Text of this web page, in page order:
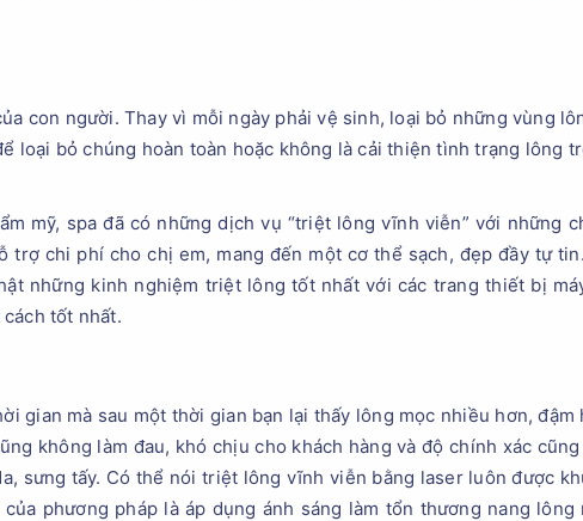
con người. Thay vì mỗi ngày phải vệ sinh, loại bỏ những vùng
loại bỏ chúng hoàn toàn hoặc không là cải thiện tình trạng lông
mỹ, spa đã có những dịch vụ “triệt lông vĩnh viễn” với những
trợ chi phí cho chị em, mang đến một cơ thể sạch, đẹp đầy tự
những kinh nghiệm triệt lông tốt nhất với các trang thiết bị
tốt nhất.
gian mà sau một thời gian bạn lại thấy lông mọc nhiều hơn, đậm
không làm đau, khó chịu cho khách hàng và độ chính xác
sưng tấy. Có thể nói triệt lông vĩnh viễn bằng laser luôn được
phương pháp là áp dụng ánh sáng làm tổn thương nang lông